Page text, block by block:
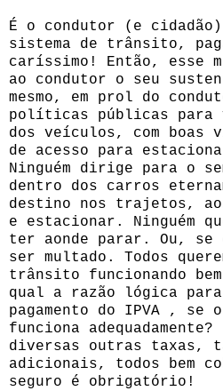
É o condutor (e cidadão)
sistema de trânsito,
caríssimo! Então, esse
ao condutor o seu
mesmo, em prol do
políticas públicas
dos veículos, com boas
de acesso para
Ninguém dirige para o
dentro dos carros
destino nos trajetos,
e estacionar. Ninguém
ter aonde parar. Ou, se
ser multado. Todos
trânsito funcionando
qual a razão lógica
pagamento do IPVA , se
funciona
diversas outras taxas,
adicionais, todos bem
seguro é obrigatório!